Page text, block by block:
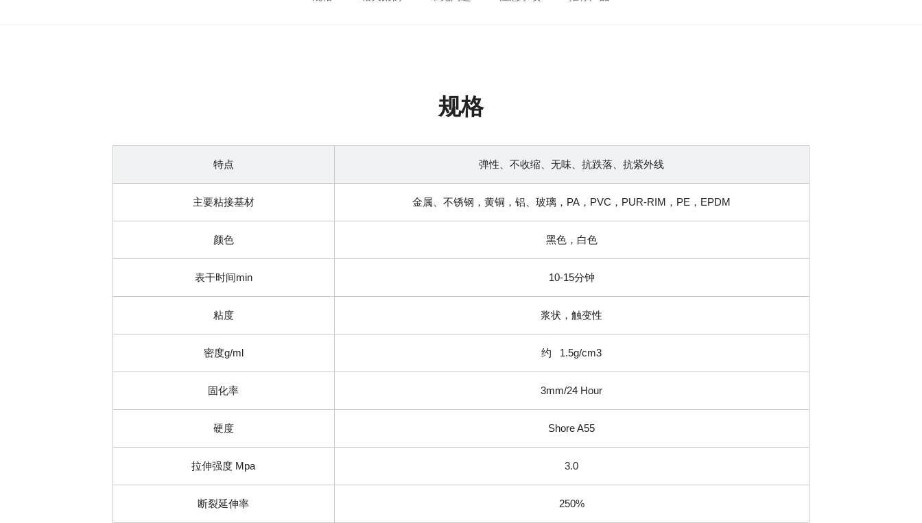
规格
特点 弹性、不收缩、无味、抗跌落、抗紫外线
主要粘接基材 金属、不锈钢，黄铜，铝、玻璃，PA，PVC，PUR-RIM，PE，EPDM
颜色 黑色，白色
表干时间min 10-15分钟
粘度 浆状，触变性
密度g/ml 约 1.5g/cm3
固化率 3mm/24 Hour
硬度 Shore A55
拉伸强度 Mpa 3.0
断裂延伸率 250%